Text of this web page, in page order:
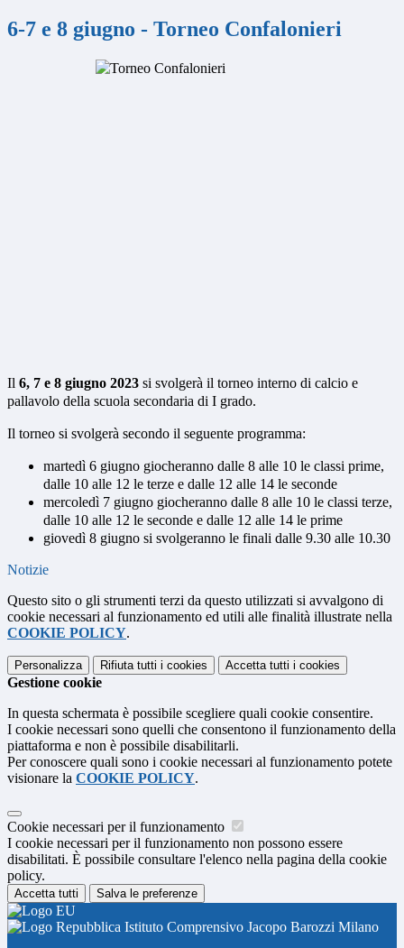
6-7 e 8 giugno - Torneo Confalonieri
Il 6, 7 e 8 giugno 2023 si svolgerà il torneo interno di calcio e
pallavolo della scuola secondaria di I grado.
Il torneo si svolgerà secondo il seguente programma:
martedì 6 giugno giocheranno dalle 8 alle 10 le classi prime,
dalle 10 alle 12 le terze e dalle 12 alle 14 le seconde
mercoledì 7 giugno giocheranno dalle 8 alle 10 le classi terze,
dalle 10 alle 12 le seconde e dalle 12 alle 14 le prime
giovedì 8 giugno si svolgeranno le finali dalle 9.30 alle 10.30
Notizie
Questo sito o gli strumenti terzi da questo utilizzati si avvalgono di
cookie necessari al funzionamento ed utili alle finalità illustrate nella
COOKIE POLICY.
Personalizza Rifiuta tutti i cookies Accetta tutti i cookies
Gestione cookie
In questa schermata è possibile scegliere quali cookie consentire.
I cookie necessari sono quelli che consentono il funzionamento della
piattaforma e non è possibile disabilitarli.
Per conoscere quali sono i cookie necessari al funzionamento potete
visionare la COOKIE POLICY.
Cookie necessari per il funzionamento
I cookie necessari per il funzionamento non possono essere
disabilitati. È possibile consultare l'elenco nella pagina della cookie
policy.
Accetta tutti Salva le preferenze
Istituto Comprensivo Jacopo Barozzi Milano